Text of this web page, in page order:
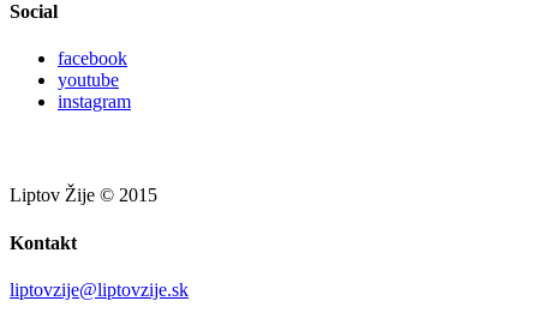
Social
facebook
youtube
instagram
Liptov Žije © 2015
Kontakt
liptovzije@liptovzije.sk